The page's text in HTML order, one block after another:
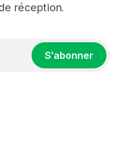
réception.
S'abonner